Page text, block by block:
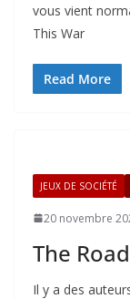
vous vient
This War
Read More
JEUX DE SOCIÉTÉ
20 novembre
The Road
Il y a des